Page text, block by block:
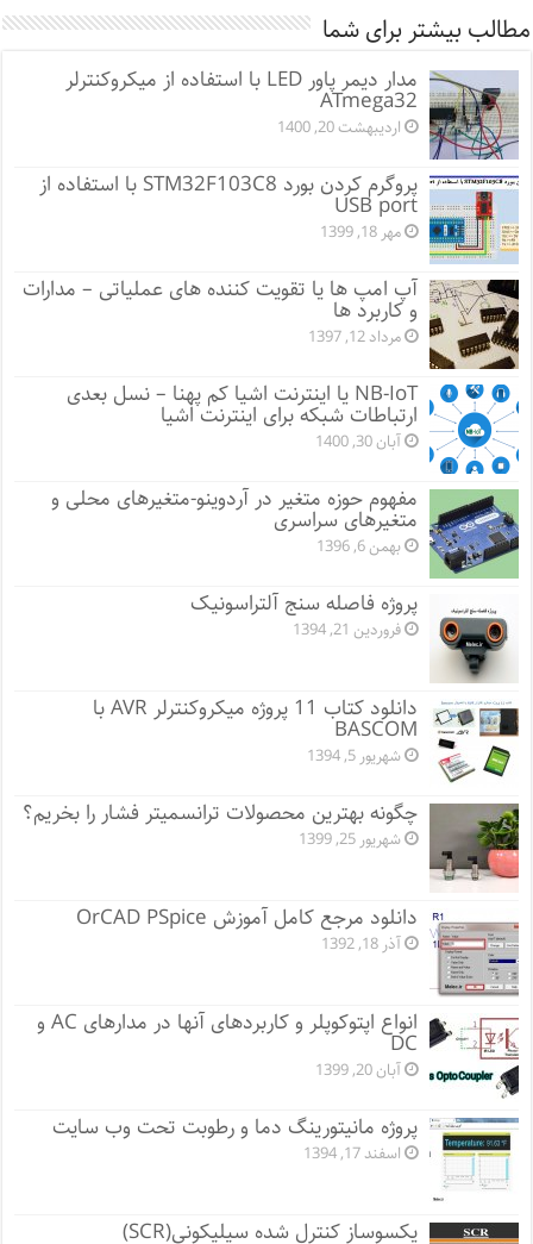
مطالب بیشتر برای شما
مدار دیمر پاور LED با استفاده از میکروکنترلر
ATmega32
اردیبهشت 20, 1400
پروگرم کردن بورد STM32F103C8 با استفاده از
USB port
مهر 18, 1399
آپ امپ ها یا تقویت کننده های عملیاتی – مدارات
و کاربرد ها
مرداد 12, 1397
NB-IoT یا اینترنت اشیا کم پهنا – نسل بعدی
ارتباطات شبکه برای اینترنت اشیا
آبان 30, 1400
مفهوم حوزه متغیر در آردوینو-متغیرهای محلی و
متغیرهای سراسری
بهمن 6, 1396
پروژه فاصله سنج آلتراسونیک
فروردین 21, 1394
دانلود کتاب 11 پروژه میکروکنترلر AVR با
BASCOM
شهریور 5, 1394
چگونه بهترین محصولات ترانسمیتر فشار را بخریم؟
شهریور 25, 1399
دانلود مرجع کامل آموزش OrCAD PSpice
آذر 18, 1392
انواع اپتوکوپلر و کاربردهای آنها در مدارهای AC و
DC
آبان 20, 1399
پروژه مانيتورينگ دما و رطوبت تحت وب سایت
اسفند 17, 1394
یکسوساز کنترل شده سیلیکونی(SCR)